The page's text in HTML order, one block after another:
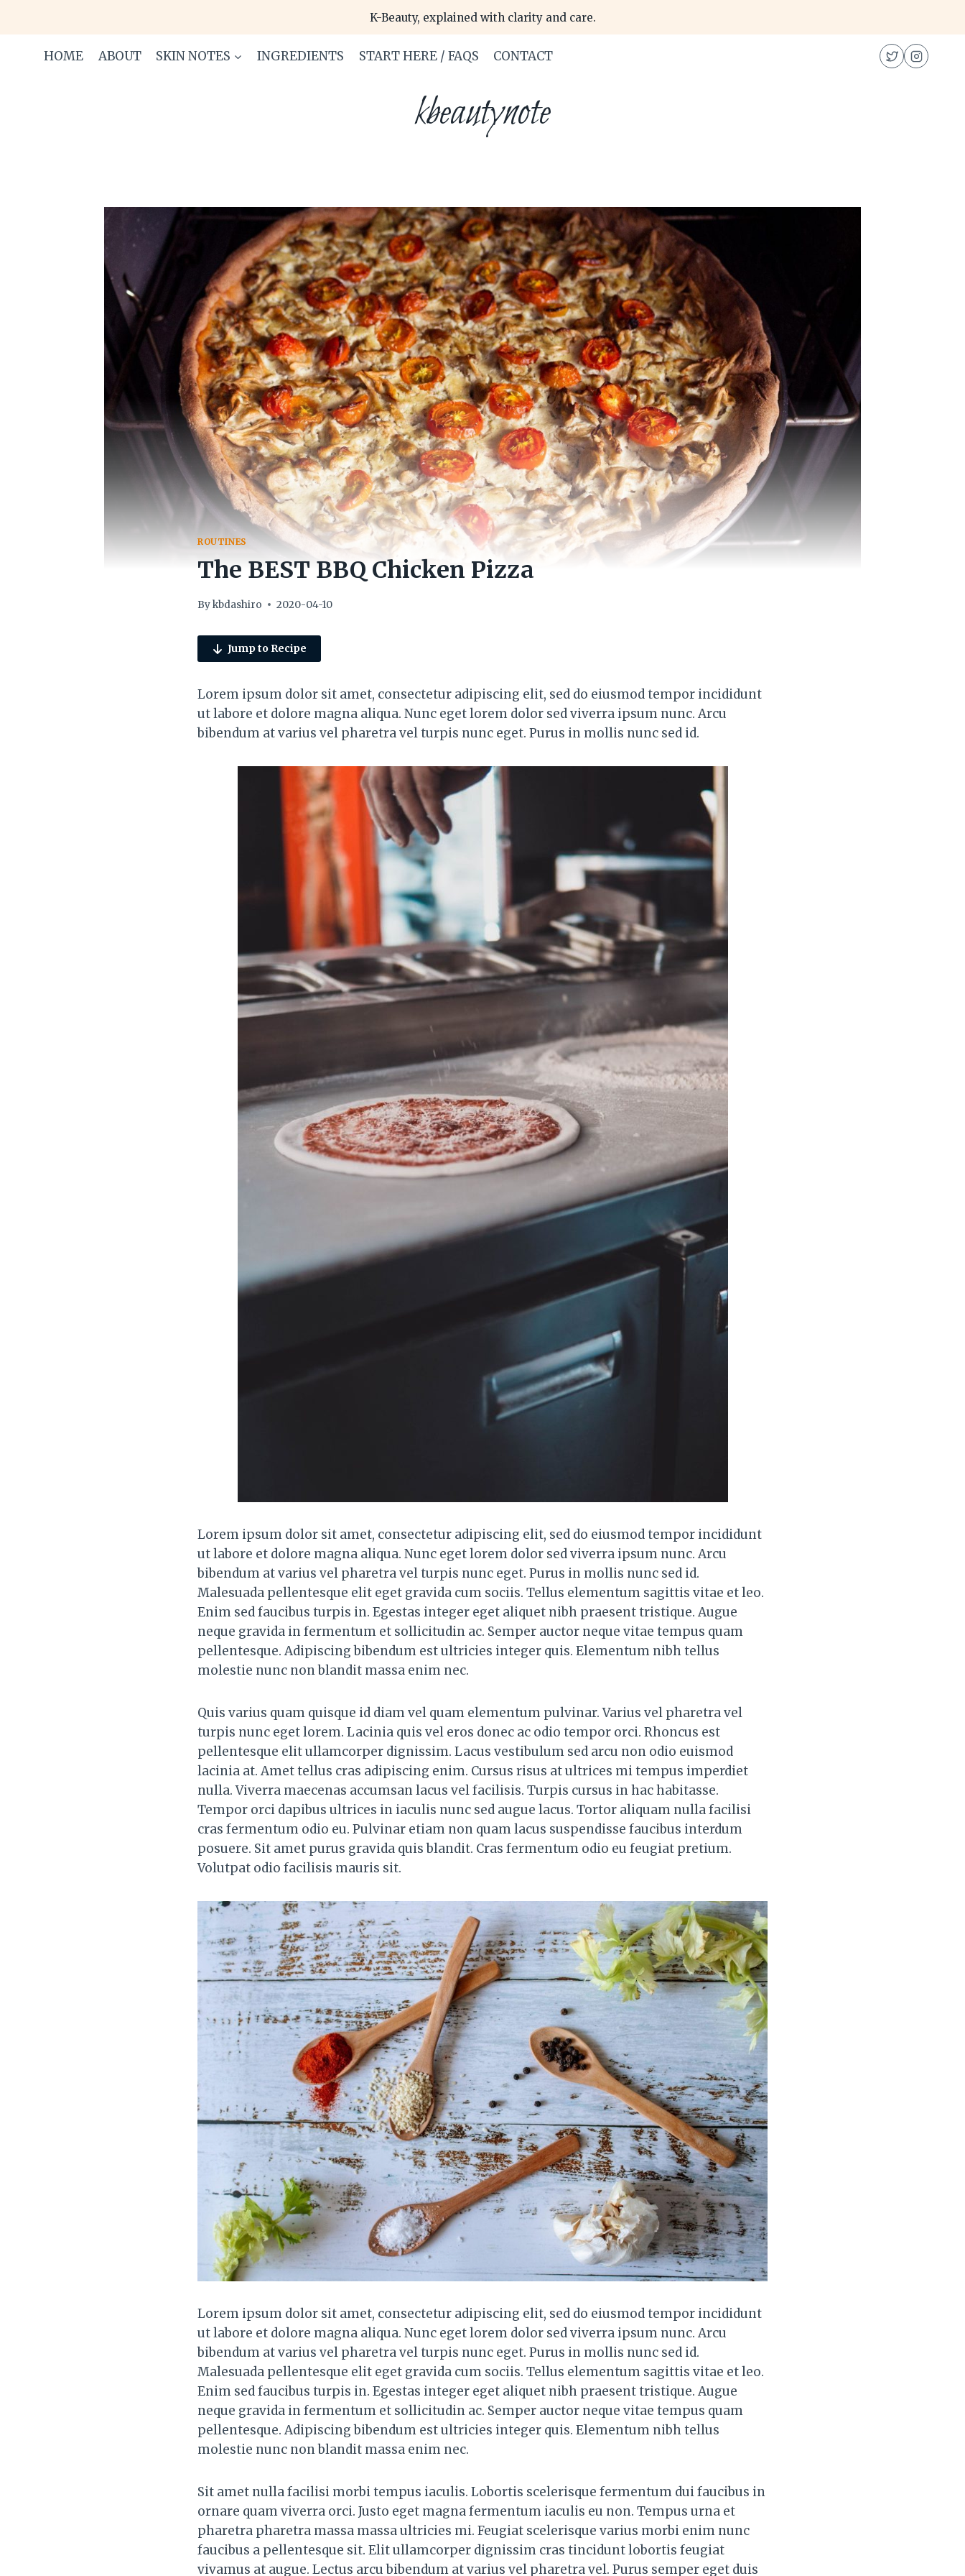
content
K-Beauty, explained with clarity and care.
HOME ABOUT SKIN NOTES INGREDIENTS START HERE / FAQS CONTACT
kbeautynote
ROUTINES
The BEST BBQ Chicken Pizza
Bykbdashiro 2020-04-10
Jump to Recipe
Lorem ipsum dolor sit amet, consectetur adipiscing elit, sed do eiusmod tempor incididunt
ut labore et dolore magna aliqua. Nunc eget lorem dolor sed viverra ipsum nunc. Arcu
bibendum at varius vel pharetra vel turpis nunc eget. Purus in mollis nunc sed id.
Lorem ipsum dolor sit amet, consectetur adipiscing elit, sed do eiusmod tempor incididunt
ut labore et dolore magna aliqua. Nunc eget lorem dolor sed viverra ipsum nunc. Arcu
bibendum at varius vel pharetra vel turpis nunc eget. Purus in mollis nunc sed id.
Malesuada pellentesque elit eget gravida cum sociis. Tellus elementum sagittis vitae et leo.
Enim sed faucibus turpis in. Egestas integer eget aliquet nibh praesent tristique. Augue
neque gravida in fermentum et sollicitudin ac. Semper auctor neque vitae tempus quam
pellentesque. Adipiscing bibendum est ultricies integer quis. Elementum nibh tellus
molestie nunc non blandit massa enim nec.
Quis varius quam quisque id diam vel quam elementum pulvinar. Varius vel pharetra vel
turpis nunc eget lorem. Lacinia quis vel eros donec ac odio tempor orci. Rhoncus est
pellentesque elit ullamcorper dignissim. Lacus vestibulum sed arcu non odio euismod
lacinia at. Amet tellus cras adipiscing enim. Cursus risus at ultrices mi tempus imperdiet
nulla. Viverra maecenas accumsan lacus vel facilisis. Turpis cursus in hac habitasse.
Tempor orci dapibus ultrices in iaculis nunc sed augue lacus. Tortor aliquam nulla facilisi
cras fermentum odio eu. Pulvinar etiam non quam lacus suspendisse faucibus interdum
posuere. Sit amet purus gravida quis blandit. Cras fermentum odio eu feugiat pretium.
Volutpat odio facilisis mauris sit.
Lorem ipsum dolor sit amet, consectetur adipiscing elit, sed do eiusmod tempor incididunt
ut labore et dolore magna aliqua. Nunc eget lorem dolor sed viverra ipsum nunc. Arcu
bibendum at varius vel pharetra vel turpis nunc eget. Purus in mollis nunc sed id.
Malesuada pellentesque elit eget gravida cum sociis. Tellus elementum sagittis vitae et leo.
Enim sed faucibus turpis in. Egestas integer eget aliquet nibh praesent tristique. Augue
neque gravida in fermentum et sollicitudin ac. Semper auctor neque vitae tempus quam
pellentesque. Adipiscing bibendum est ultricies integer quis. Elementum nibh tellus
molestie nunc non blandit massa enim nec.
Sit amet nulla facilisi morbi tempus iaculis. Lobortis scelerisque fermentum dui faucibus in
ornare quam viverra orci. Justo eget magna fermentum iaculis eu non. Tempus urna et
pharetra pharetra massa massa ultricies mi. Feugiat scelerisque varius morbi enim nunc
faucibus a pellentesque sit. Elit ullamcorper dignissim cras tincidunt lobortis feugiat
vivamus at augue. Lectus arcu bibendum at varius vel pharetra vel. Purus semper eget duis